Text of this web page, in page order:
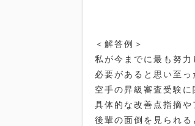
＜解答例＞
私が今までに最も努
必要があると思い至
空手の昇級審査受験
具体的な改善点指摘
後輩の面倒を見られ